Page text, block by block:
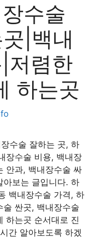
수술
|백내
저렴한
하는곳
수술 잘하는 곳, 하
장수술 비용, 백내장
안과, 백내장수술 싸
아보는 글입니다. 하
백내장수술 가격, 하
술 싼곳, 백내장수술
하는곳 순서대로 진
간 알아보도록 하겠